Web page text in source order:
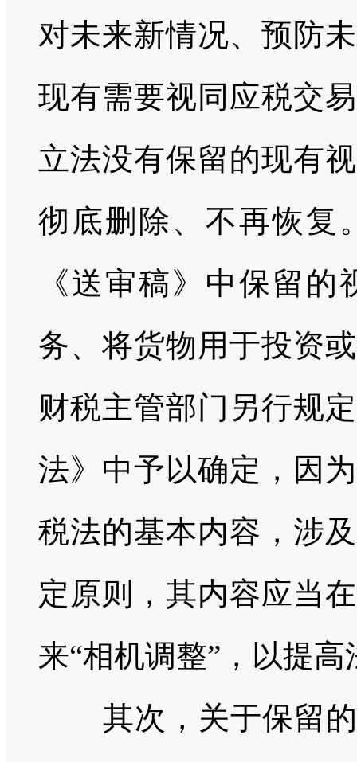
对未来新情况、预防
现有需要视同应税交
立法没有保留的现有
彻底删除、不再恢复
《送审稿》中保留
务、将货物用于投资
财税主管部门另行规
法》中予以确定，因
税法的基本内容，涉
定原则，其内容应当
来“相机调整”，以提
其次，关于保留的